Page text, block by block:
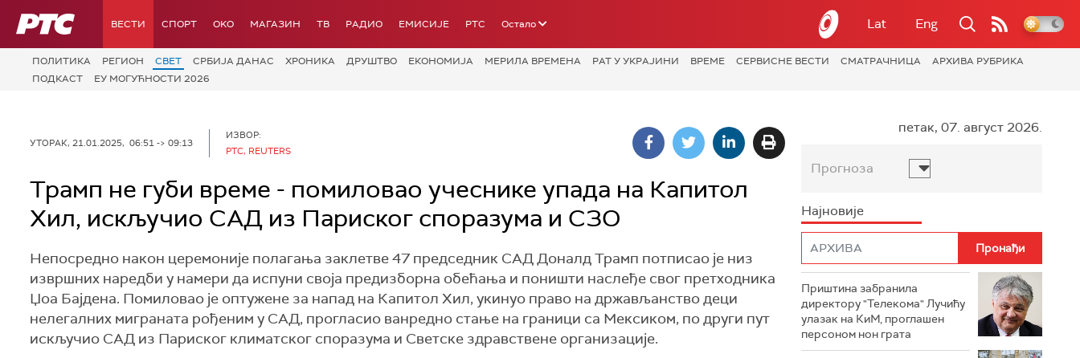
РТС ВЕСТИ СПОРТ OKO МАГАЗИН ТВ РАДИО ЕМИСИЈЕ РТС Остало Lat Eng
ПОЛИТИКА РЕГИОН СВЕТ СРБИЈА ДАНАС ХРОНИКА ДРУШТВО ЕКОНОМИЈА МЕРИЛА ВРЕМЕНА РАТ У УКРАЈИНИ ВРЕМЕ СЕРВИСНЕ ВЕСТИ СМАТРАЧНИЦА
АРХИВА РУБРИКА
ПОДКАСТ
ЕУ МОГУЋНОСТИ 2026
УТОРАК, 21.01.2025, 06:51 -> 09:13
ИЗВОР:
РТС, REUTERS
Трамп не губи време - помиловао учеснике упада на Капитол
Хил, искључио САД из Париског споразума и СЗО
Непосредно након церемоније полагања заклетве 47 председник САД Доналд Трамп потписао је низ
извршних наредби у намери да испуни своја предизборна обећања и поништи наслеђе свог претходника
Џоа Бајдена. Помиловао је оптужене за напад на Капитол Хил, укинуо право на држављанство деци
нелегалних миграната рођеним у САД, прогласио ванредно стање на граници са Мексиком, по други пут
искључио САД из Париског климатског споразума и Светске здравствене организације.
петак, 07. август 2026.
Прогноза
Најновије
Приштина забранила
директору "Телекома" Лучићу
улазак на КиМ, проглашен
персоном нон грата